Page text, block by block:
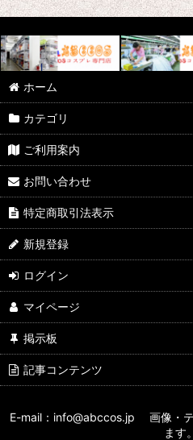
ホーム
カテゴリ
ご利用案内
お問い合わせ
特定商取引法表示
新規登録
ログイン
マイページ
掲示板
記事コンテンツ
E-mail：info@abccos.jp 画像・テ
ます。